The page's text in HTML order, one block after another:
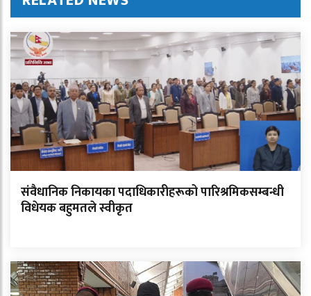
संवैधानिक निकायका पदाधिकारीहरूको पारिश्रमिकसम्बन्धी
विधेयक बहुमतले स्वीकृत